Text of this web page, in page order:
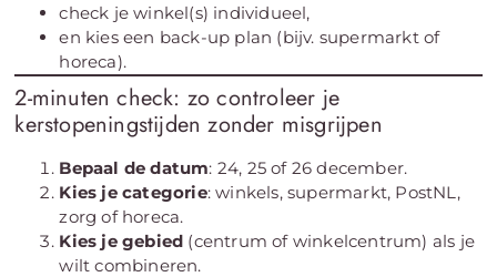
check je winkel(s) individueel,
en kies een back-up plan (bijv. supermarkt of
horeca).
2-minuten check: zo controleer je
kerstopeningstijden zonder misgrijpen
Bepaal de datum: 24, 25 of 26 december.
Kies je categorie: winkels, supermarkt, PostNL,
zorg of horeca.
Kies je gebied (centrum of winkelcentrum) als je
wilt combineren.